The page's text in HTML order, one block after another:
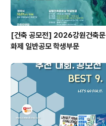
[건축 공모전] 2026강원건축문
화제 일반공모 학생부문